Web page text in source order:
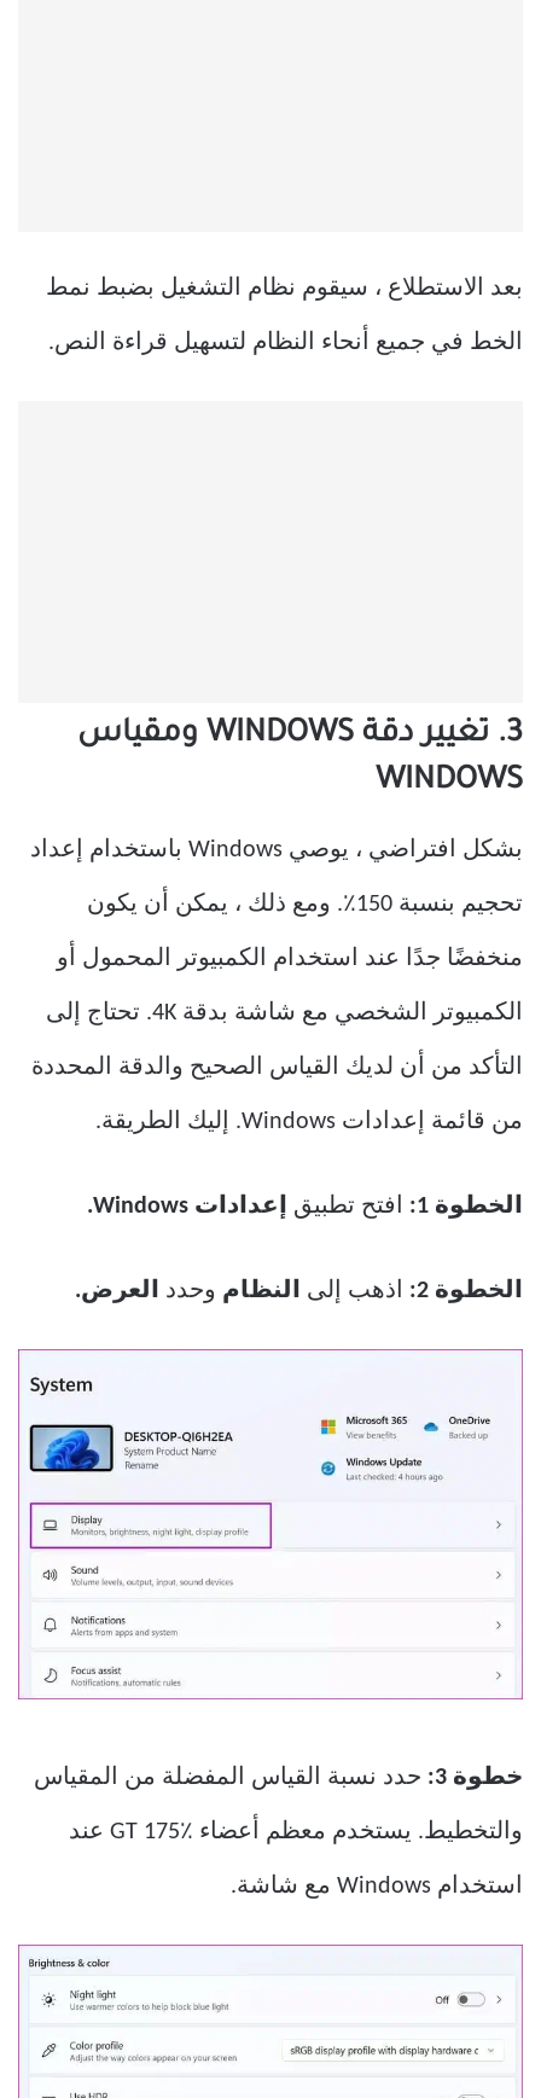
بعد الاستطلاع ، سيقوم نظام التشغيل بضبط نمط
الخط في جميع أنحاء النظام لتسهيل قراءة النص.
3. تغيير دقة WINDOWS ومقياس
WINDOWS
بشكل افتراضي ، يوصي Windows باستخدام إعداد
تحجيم بنسبة 150٪. ومع ذلك ، يمكن أن يكون
منخفضًا جدًا عند استخدام الكمبيوتر المحمول أو
الكمبيوتر الشخصي مع شاشة بدقة 4K. تحتاج إلى
التأكد من أن لديك القياس الصحيح والدقة المحددة
من قائمة إعدادات Windows. إليك الطريقة.
الخطوة 1: افتح تطبيق إعدادات Windows.
الخطوة 2: اذهب إلى النظام وحدد العرض.
خطوة 3: حدد نسبة القياس المفضلة من المقياس
والتخطيط. يستخدم معظم أعضاء GT 175٪ عند
استخدام Windows مع شاشة.